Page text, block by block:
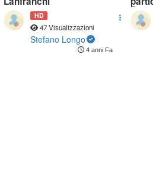
HD
47 Visualizzazioni
Stefano Longo
4 anni Fa